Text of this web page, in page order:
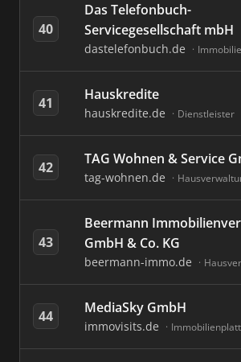
40
Das Telefonbuch-
Servicegesellschaft mbH
dastelefonbuch.de
41 Hauskredite
hauskredite.de Dienstleister
42 TAG Wohnen & Service
tag-wohnen.de
43
Beermann
GmbH & Co. KG
beermann-immo.de
44 MediaSky GmbH
immovisits.de